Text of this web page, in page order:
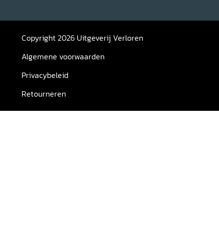
Copyright 2026 Uitgeverij Verloren
Algemene voorwaarden
Privacybeleid
Retourneren